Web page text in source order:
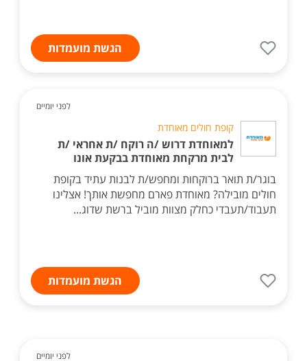
הגשת מועמדות
לפני יומיים
קופת חולים מאוחדת
למאוחדת דרוש /ה רוקח /ת אחראי /ת
לבית מרקחת מאוחדת בבקעת אונו
בוגר/ת תואר ברוקחות ומחפש/ת לבנות עתיד בקופת
חולים מובילה? מאוחדת פארם מחפשת אותך! אצלינו
תעבוד/תעבדי כחלק מצוות מוביל ברשת שדוג...
הגשת מועמדות
לפני יומיים